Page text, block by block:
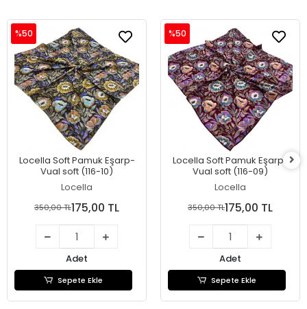
Locella Soft Pamuk Eşarp-
Vual soft (116-10)
Locella
%50
350,00 TL175,00 TL
Adet
Sepete Ekle
Locella Soft Pamuk Eşarp-
Vual soft (116-09)
Locella
%50
350,00 TL175,00 TL
Adet
Sepete Ekle